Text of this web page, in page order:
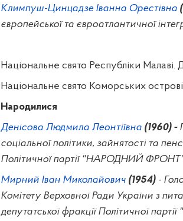
Климпуш-Цинцадзе Іванна Орестівна
європейської та євроатлантичної
Національне свято Республіки Малаві.
Національне свято Коморських
Народилися
Денісова Людмила Леонтіївна (1960) -
соціальної політики, зайнятості та
Політичної партії "НАРОДНИЙ
Мирний Іван Миколайович (1954) -
Комітету Верховної Ради України з
депутатської фракції Політичної